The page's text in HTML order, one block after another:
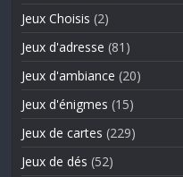
Jeux Choisis (2)
Jeux d'adresse (81)
Jeux d'ambiance (20)
Jeux d'énigmes (15)
Jeux de cartes (229)
Jeux de dés (52)